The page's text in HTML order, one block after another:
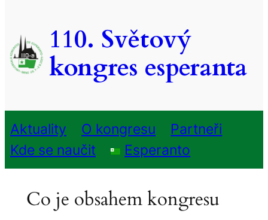
110. Světový
kongres esperanta
Aktuality O kongresu
Partneři
Kde se naučit
Esperanto
Co je obsahem kongresu